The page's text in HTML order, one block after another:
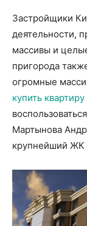
Застройщики
деятельности,
массивы и
пригорода
огромные
купить
Мартынова
крупнейший ЖК